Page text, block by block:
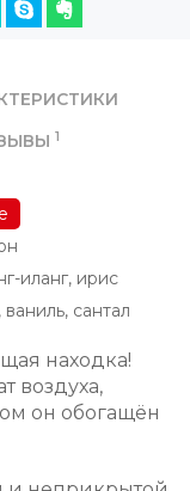
1
иланг, ирис
, ваниль, сантал
находка!
воздуха,
он обогащён